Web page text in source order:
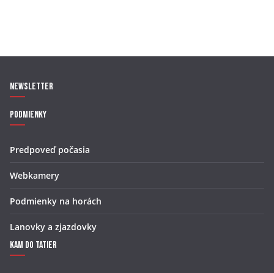
Newsletter
Podmienky
Predpoveď počasia
Webkamery
Podmienky na horách
Lanovky a zjazdovky
Kam do Tatier